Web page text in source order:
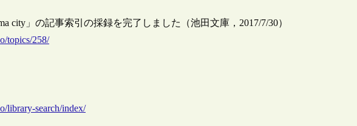
city」の記事索引の採録を完了しました（池田文庫，2017/7/30）
topics/258/
library-search/index/